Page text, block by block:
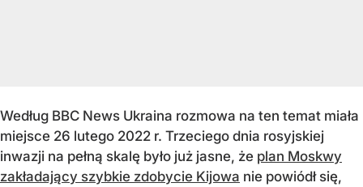
Według BBC News Ukraina rozmowa na ten temat miała
miejsce 26 lutego 2022 r. Trzeciego dnia rosyjskiej
inwazji na pełną skalę było już jasne, że plan Moskwy
zakładający szybkie zdobycie Kijowa nie powiódł się,